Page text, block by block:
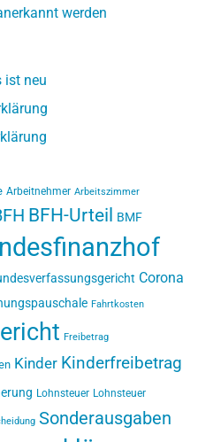
werden
ist neu
Arbeitnehmer Arbeitszimmer
BFH-Urteil BMF
Corona
Fahrtkosten
Freibetrag
Kinder Kinderfreibetrag
Lohnsteuer Lohnsteuer
Sonderausgaben